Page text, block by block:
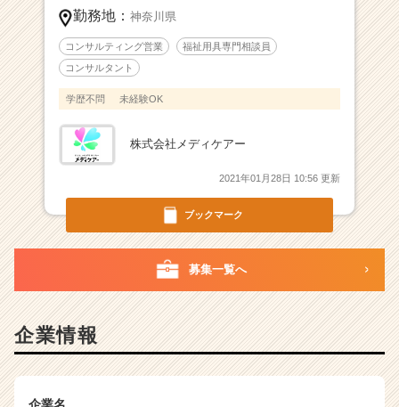
企
業
ス
ウ
就
活
サ
ャ
ブックマーク
勤務地： 神奈川県
コンサルティング営業 福祉用具専門相談員
コンサルタント
学歴不問 未経験OK
株式会社メディケアー
2021年01月28日 10:56 更新
募集一覧へ
企業情報